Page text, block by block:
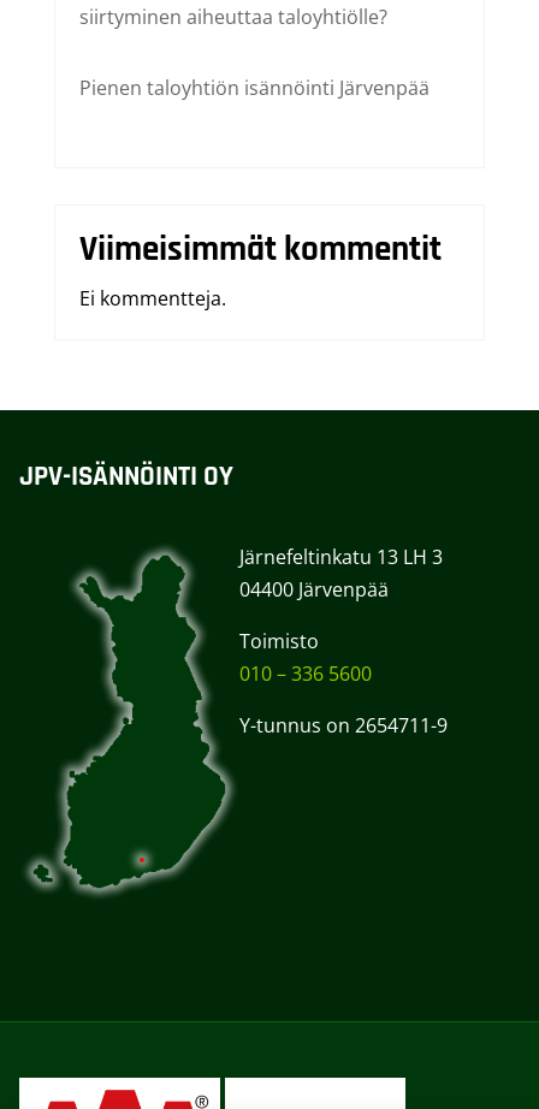
siirtyminen aiheuttaa taloyhtiölle?
Pienen taloyhtiön isännöinti Järvenpää
Viimeisimmät kommentit
Ei kommentteja.
JPV-ISÄNNÖINTI OY
Järnefeltinkatu 13 LH 3
04400 Järvenpää
Toimisto
010 – 336 5600
Y-tunnus on 2654711-9